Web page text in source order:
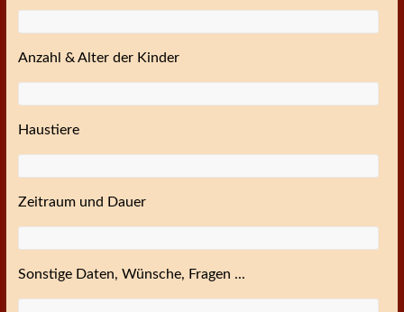
Anzahl & Alter der Kinder
Haustiere
Zeitraum und Dauer
Sonstige Daten, Wünsche, Fragen ...